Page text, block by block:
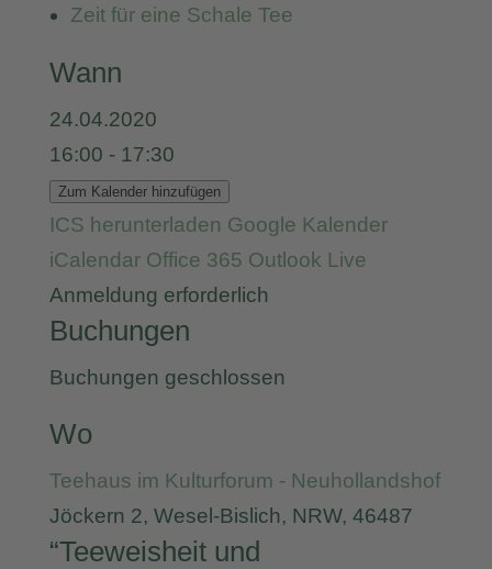
Zeit für eine Schale Tee
Wann
24.04.2020
16:00 - 17:30
Zum Kalender hinzufügen
ICS herunterladen Google Kalender
iCalendar Office 365 Outlook Live
Anmeldung erforderlich
Buchungen
Buchungen geschlossen
Wo
Teehaus im Kulturforum - Neuhollandshof
Jöckern 2, Wesel-Bislich, NRW, 46487
“Teeweisheit und